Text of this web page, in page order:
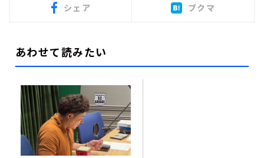
シェア ブクマ
あわせて読みたい